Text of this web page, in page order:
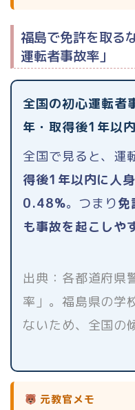
福島で免許を取る
運転者事故率」
全国の初心運転者
年・取得後1年以
全国で見ると、運
得後1年以内に人
0.48%。つまり免
も事故を起こしや
出典：各都道府県
率」。福島県の学
ないため、全国の
元教官メモ